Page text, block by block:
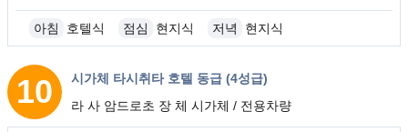
아침 호텔식 점심 현지식 저녁 현지식
10
시가체 타시취타 호텔 동급 (4성급)
라 사 암드로초 장 체 시가체 / 전용차량